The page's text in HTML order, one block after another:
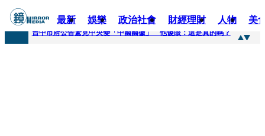
最新 娛樂 政治社會 財經理財 人物 美
快訊
台中市府公告驚見中央變「中國國徽」 他傻眼：這是真的嗎？